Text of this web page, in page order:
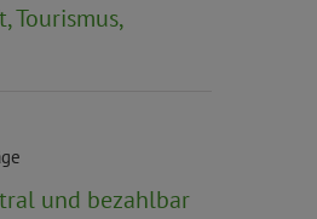
Tourismus,
und bezahlbar